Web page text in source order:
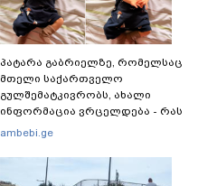
პატარა გაბრიელზე, რომელსაც
მთელი საქართველო
გულშემატკივრობს, ახალი
ინფორმაცია ვრცელდება - რას
წერს ბიჭუნას დედა?
ambebi.ge